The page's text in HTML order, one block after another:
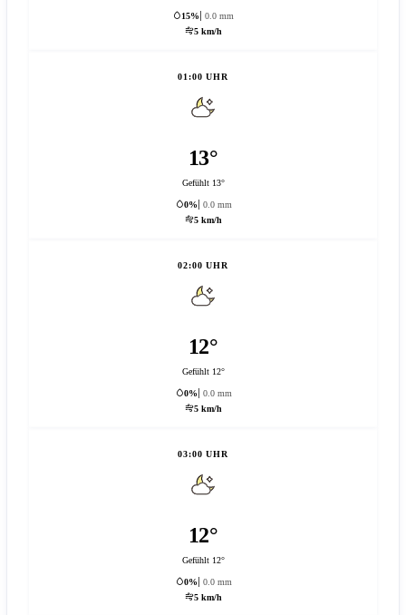
15%
0.0 mm
5 km/h
01:00 UHR
13°
Gefühlt 13°
0%
0.0 mm
5 km/h
02:00 UHR
12°
Gefühlt 12°
0%
0.0 mm
5 km/h
03:00 UHR
12°
Gefühlt 12°
0%
0.0 mm
5 km/h